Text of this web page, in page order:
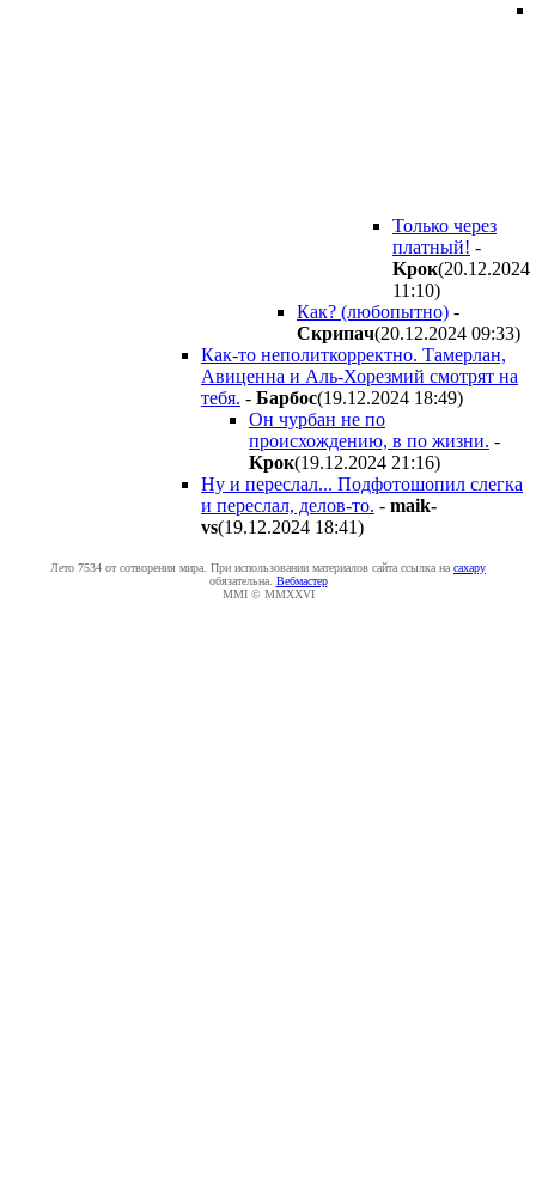
Только через
платный! -
Kpoк(20.12.2024
11:10)
Как? (любопытно) -
Cкpипaч(20.12.2024 09:33)
Как-то неполиткорректно. Тамерлан,
Авиценна и Аль-Хорезмий смотрят на
тебя. - Бapбoc(19.12.2024 18:49)
Он чурбан не по
происхождению, в по жизни. -
Kpoк(19.12.2024 21:16)
Ну и переслал... Подфотошопил слегка
и переслал, делов-то. - maik-
vs(19.12.2024 18:41)
Лето 7534 от сотворения мира. При использовании материалов сайта ссылка на caxapу
обязательна. Вебмастер
MMI © MMXXVI